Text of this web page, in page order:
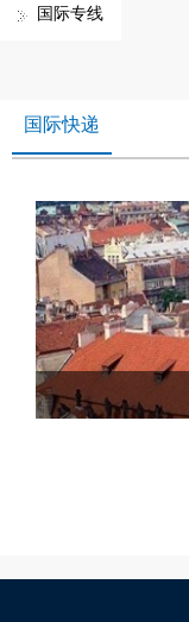
国际专线
国际快递